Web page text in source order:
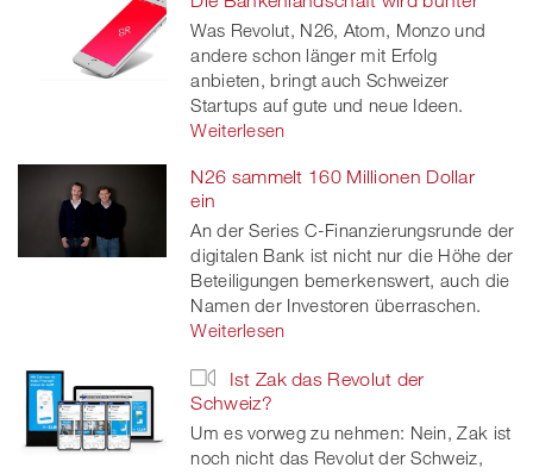
Was Revolut, N26, Atom, Monzo und
andere schon länger mit Erfolg
anbieten, bringt auch Schweizer
Startups auf gute und neue Ideen.
Weiterlesen
N26 sammelt 160 Millionen Dollar
ein
An der Series C-Finanzierungsrunde der
digitalen Bank ist nicht nur die Höhe der
Beteiligungen bemerkenswert, auch die
Namen der Investoren überraschen.
Weiterlesen
Ist Zak das Revolut der
Schweiz?
Um es vorweg zu nehmen: Nein, Zak ist
noch nicht das Revolut der Schweiz,